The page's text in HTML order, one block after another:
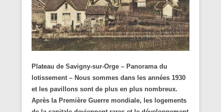
Plateau de Savigny-sur-Orge – Panorama du
lotissement – Nous sommes dans les années 1930
et les pavillons sont de plus en plus nombreux.
Après la Première Guerre mondiale, les logements